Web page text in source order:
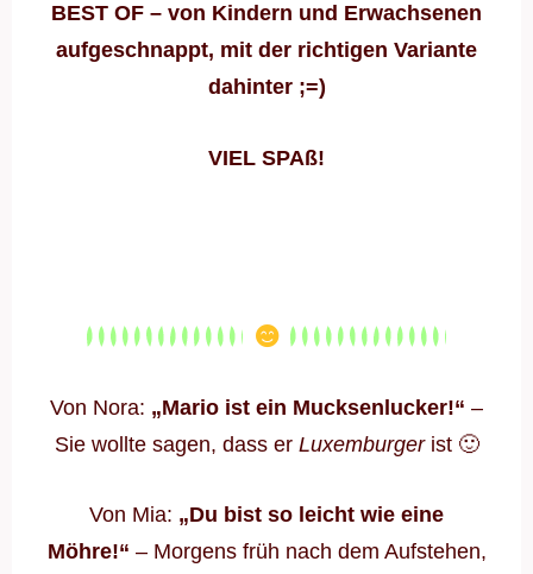
BEST OF – von Kindern und Erwachsenen
aufgeschnappt, mit der richtigen Variante
dahinter ;=)
VIEL SPAß!
Von Nora: „Mario ist ein Mucksenlucker!“ –
Sie wollte sagen, dass er Luxemburgerist 🙂
Von Mia: „Du bist so leicht wie eine
Möhre!“ – Morgens früh nach dem Aufstehen,